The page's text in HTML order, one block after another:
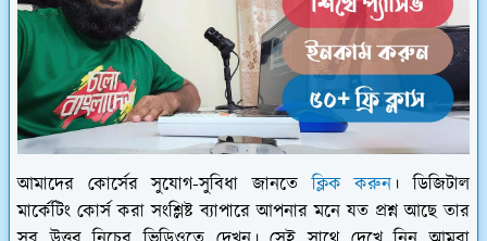
আমাদের কোর্সের সুযোগ-সুবিধা জানতেক্লিক করুন । ডিজিটাল
মার্কেটিং কোর্স করা সংশ্লিষ্ট ব্যাপারে আপনার মনে যত প্রশ্ন আছে তার